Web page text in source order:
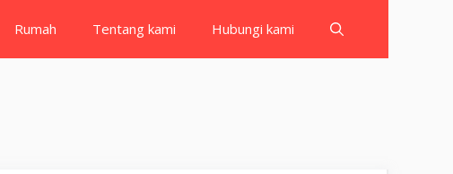
Rumah Tentang kami Hubungi kami